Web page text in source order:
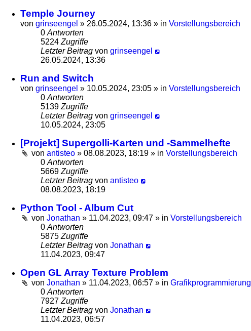
Temple Journey
von grinseengel » 26.05.2024, 13:36 » in Vorstellungsbereich
0 Antworten
5224 Zugriffe
Letzter Beitrag von grinseengel
26.05.2024, 13:36
Run and Switch
von grinseengel » 10.05.2024, 23:05 » in Vorstellungsbereich
0 Antworten
5139 Zugriffe
Letzter Beitrag von grinseengel
10.05.2024, 23:05
[Projekt] Supergolli-Karten und -Sammelhefte
von antisteo » 08.08.2023, 18:19 » in Vorstellungsbereich
0 Antworten
5669 Zugriffe
Letzter Beitrag von antisteo
08.08.2023, 18:19
Python Tool - Album Cut
von Jonathan » 11.04.2023, 09:47 » in Vorstellungsbereich
0 Antworten
5875 Zugriffe
Letzter Beitrag von Jonathan
11.04.2023, 09:47
Open GL Array Texture Problem
von Jonathan » 11.04.2023, 06:57 » in Grafikprogrammierung
0 Antworten
7927 Zugriffe
Letzter Beitrag von Jonathan
11.04.2023, 06:57